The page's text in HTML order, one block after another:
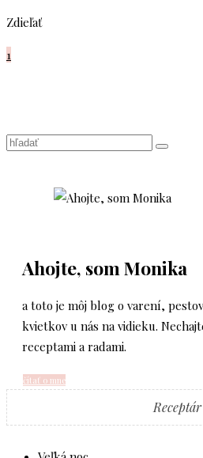
Zdieľať
1
Ahojte, som Monika
a toto je môj blog o varení,
kvietkov u nás na vidieku.
receptami a radami.
čítať o mne
Receptár